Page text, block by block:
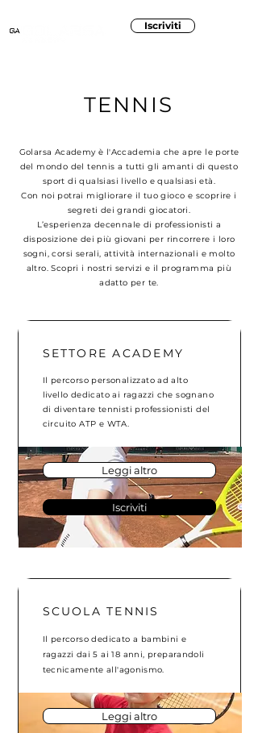
Iscriviti
TENNIS
Golarsa Academy è l'Accademia che apre le porte
del mondo del tennis a tutti gli amanti di questo
sport di qualsiasi livello e qualsiasi età.
Con noi potrai migliorare il tuo gioco e scoprire i
segreti dei grandi giocatori.
L’esperienza decennale di professionisti a
disposizione dei più giovani per rincorrere i loro
sogni, corsi serali, attività internazionali e molto
altro. Scopri i nostri servizi e il programma più
adatto per te.
SETTORE ACADEMY
Il percorso personalizzato ad alto
livello dedicato ai ragazzi che sognano
di diventare tennisti professionisti del
circuito ATP e WTA.
Leggi altro
Iscriviti
SCUOLA TENNIS
Il percorso dedicato a bambini e
ragazzi dai 5 ai 18 anni, preparandoli
tecnicamente all'agonismo.
Leggi altro